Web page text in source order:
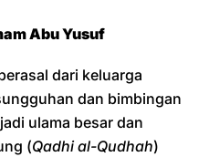
Abu Yusuf
dari keluarga
dan bimbingan
ulama besar dan
(Qadhi al-Qudhah)